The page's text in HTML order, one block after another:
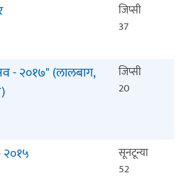
जिप्सी
37
- २०१७" (लालबाग,
जिप्सी
20
सूनटून्या
52